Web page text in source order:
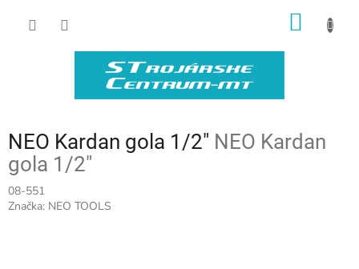
NEO Kardan gola 1/2" NEO Kardan
gola 1/2"
08-551
Značka: NEO TOOLS